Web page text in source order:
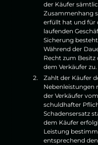
der Käufer
Zusammenhang
erfüllt hat und für
laufenden
Sicherung
Während der
Recht zum Besitz
dem Verkäufer zu.
Zahlt der Käufer
Nebenleistungen
der Verkäufer
schuldhafter
Schadensersatz
dem Käufer
Leistung
entsprechend